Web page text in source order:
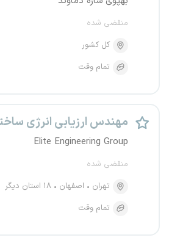
منقضی شده
کل کشور
تمام وقت
مهندس ارزیابی انرژی
Elite Engineering Group
منقضی شده
تهران
اصفهان
۱۸ استان دیگر
تمام وقت